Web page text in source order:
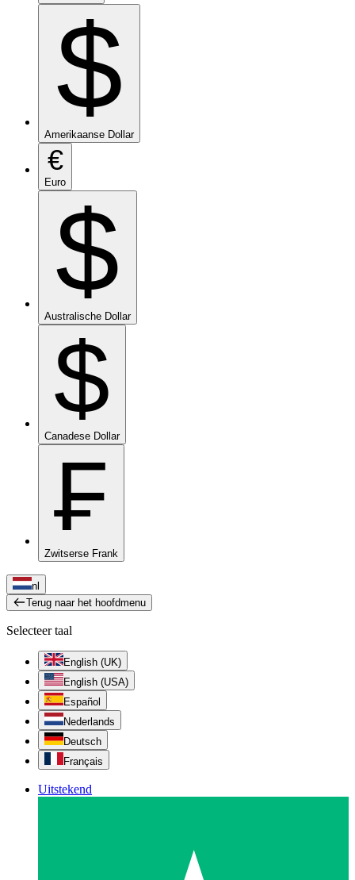
$
Amerikaanse Dollar
€
Euro
$
Australische Dollar
$
Canadese Dollar
₣
Zwitserse Frank
nl
Terug naar het hoofdmenu
Selecteer taal
English (UK)
English (USA)
Español
Nederlands
Deutsch
Français
Uitstekend